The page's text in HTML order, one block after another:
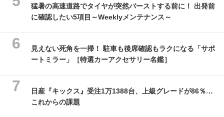
猛暑の高速道路でタイヤが突然バーストする前に！ 出発前
に確認したい5項目～Weeklyメンテナンス～
見えない死角を一掃！ 駐車も後席確認もラクになる「サポ
ートミラー」［特選カーアクセサリー名鑑］
日産『キックス』受注1万1388台、上級グレードが86％…
これからの課題